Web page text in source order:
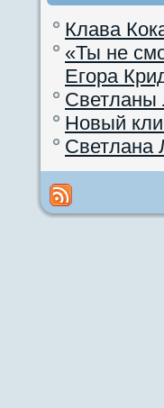
Клава
«Ты не
Егора
Светланы
Новый
Светлана